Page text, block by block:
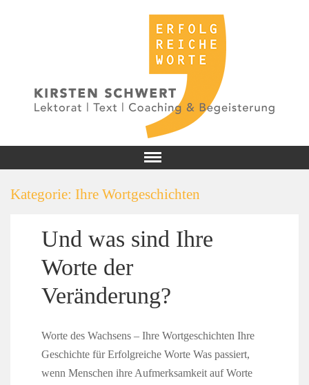
Kategorie: Ihre Wortgeschichten
Und was sind Ihre
Worte der
Veränderung?
Worte des Wachsens – Ihre Wortgeschichten Ihre
Geschichte für Erfolgreiche Worte Was passiert,
wenn Menschen ihre Aufmerksamkeit auf Worte